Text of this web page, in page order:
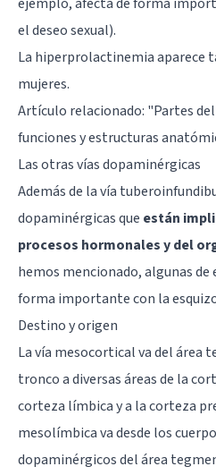
el deseo sexual).
La hiperprolactinemia aparece
mujeres.
Artículo relacionado: "Partes
funciones y estructuras
Las otras vías dopaminérgicas
Además de la vía
dopaminérgicas que están
procesos hormonales y del
hemos mencionado, algunas de
forma importante con la
Destino y origen
La vía mesocortical va del área
tronco a diversas áreas de la
corteza límbica y a la corteza
mesolímbica va desde los
dopaminérgicos del área